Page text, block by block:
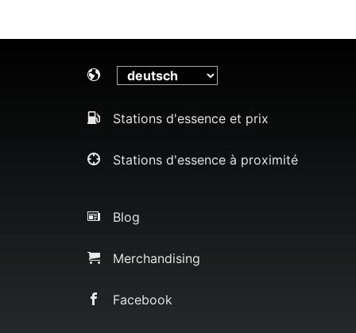
Stations d'essence et prix
Stations d'essence à proximité
Blog
Merchandising
Facebook